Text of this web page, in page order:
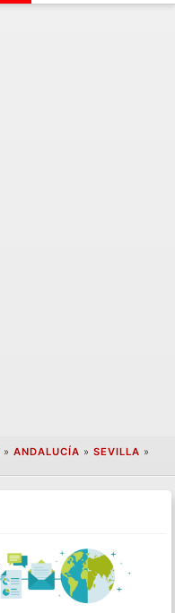
» ANDALUCÍA » SEVILLA »